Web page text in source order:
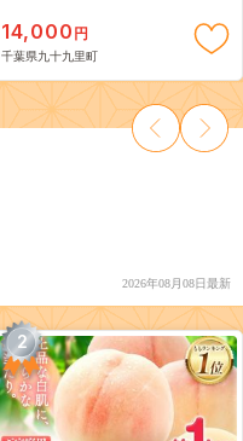
14,000 円
千葉県九十九里町
2026年08月08日最新
2